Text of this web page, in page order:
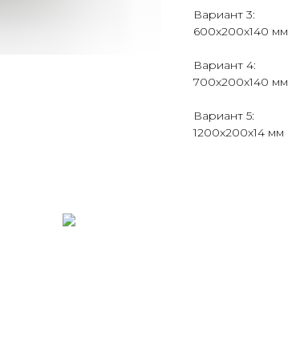
Вариант 3:
600х200х140 мм
Вариант 4:
700х200х140 мм
Вариант 5:
1200х200х14 мм